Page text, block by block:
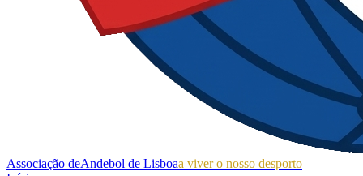
Associação deAndebol de Lisboaa viver o nosso desporto